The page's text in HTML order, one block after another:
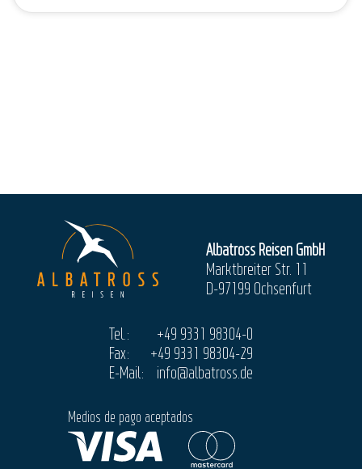
Albatross Reisen GmbH
Marktbreiter Str. 11
D-97199 Ochsenfurt
Tel.:
+49 9331 98304-0
Fax:
+49 9331 98304-29
E-Mail:
info@albatross.de
Medios de pago aceptados